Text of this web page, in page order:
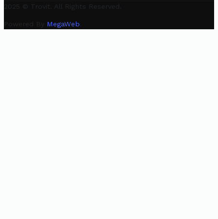
2025 © Trovit. All Rights Reserved.
Powered By MegaWeb